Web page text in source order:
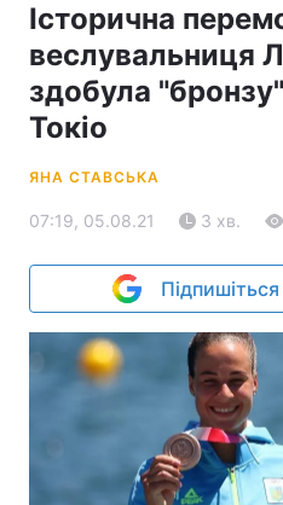
Історична
веслувальниця
здобула
Токіо
ЯНА СТАВСЬКА
07:19, 05.08.21 3 хв.